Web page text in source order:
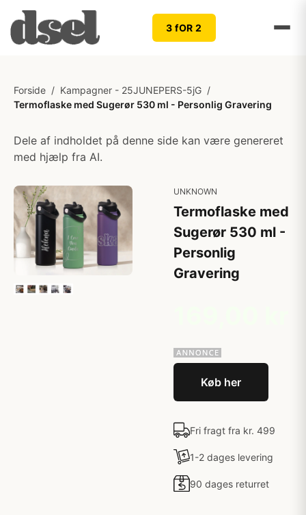
3 fOR 2
Forside / Kampagner - 25JUNEPERS-5jG /
Termoflaske med Sugerør 530 ml - Personlig Gravering
Dele af indholdet på denne side kan være genereret
med hjælp fra AI.
UNKNOWN
Termoflaske med
Sugerør 530 ml -
Personlig
Gravering
Køb her
Fri fragt fra kr. 499
1-2 dages levering
90 dages returret